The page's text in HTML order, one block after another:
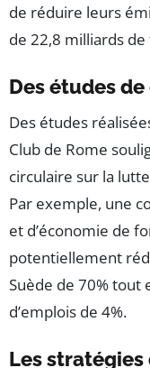
de réduire leurs
de 22,8 milliards
Des études
Des études
Club de Rome
circulaire sur la
Par exemple, une
et d’économie de
potentiellement
Suède de 70% tout
d’emplois de 4%.
Les stratégies